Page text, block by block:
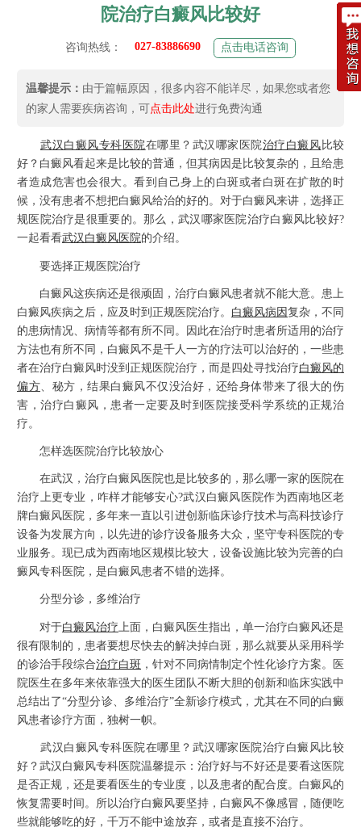
院治疗白癜风比较好
咨询热线： 027-83886690 点击电话咨询
温馨提示： 由于篇幅原因，很多内容不能详尽，如果您或者您
的家人需要疾病咨询，可点击此处进行免费沟通
武汉白癜风专科医院在哪里？武汉哪家医院治疗白癜风 比较
好？白癜风看起来是比较的普通，但其病因是比较复杂的，且给患
者造成危害也会很大。看到自己身上的白斑或者白斑在扩散的时
候，没有患者不想把白癜风给治的好的。对于白癜风来讲，选择正
规医院治疗是很重要的。那么，武汉哪家医院治疗白癜风比较好?
一起看看武汉白癜风医院的介绍。
要选择正规医院治疗
白癜风这疾病还是很顽固，治疗白癜风患者就不能大意。患上
白癜风疾病之后，应及时到正规医院治疗。 白癜风病因 复杂，不同
的患病情况、病情等都有所不同。因此在治疗时患者所适用的治疗
方法也有所不同，白癜风不是千人一方的疗法可以治好的，一些患
者在治疗白癜风时没到正规医院治疗，而是四处寻找治疗白癜风的
偏方 、秘方，结果白癜风不仅没治好，还给身体带来了很大的伤
害，治疗白癜风，患者一定要及时到医院接受科学系统的正规治
疗。
怎样选医院治疗比较放心
在武汉，治疗白癜风医院也是比较多的，那么哪一家的医院在
治疗上更专业，咋样才能够安心?武汉白癜风医院作为西南地区老
牌白癜风医院，多年来一直以引进创新临床诊疗技术与高科技诊疗
设备为发展方向，以先进的诊疗设备服务大众，坚守专科医院的专
业服务。现已成为西南地区规模比较大，设备设施比较为完善的白
癜风专科医院，是白癜风患者不错的选择。
分型分诊，多维治疗
对于白癜风治疗 上面，白癜风医生指出，单一治疗白癜风还是
很有限制的，患者要想尽快去的解决掉白斑，那么就要从采用科学
的诊治手段综合治疗白斑 ，针对不同病情制定个性化诊疗方案。医
院医生在多年来依靠强大的医生团队不断大胆的创新和临床实践中
总结出了“分型分诊、多维治疗”全新诊疗模式，尤其在不同的白癜
风患者诊疗方面，独树一帜。
武汉白癜风专科医院在哪里？武汉哪家医院治疗白癜风比较
好？武汉白癜风专科医院温馨提示：治疗好与不好还是要看这医院
是否正规，还是要看医生的专业度，以及患者的配合度。白癜风的
恢复需要时间。所以治疗白癜风要坚持，白癜风不像感冒，随便吃
些就能够吃的好，千万不能中途放弃，或者是直接不治疗。